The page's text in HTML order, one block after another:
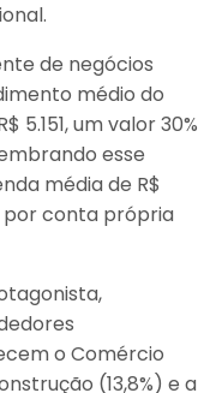
de negócios
médio do
5.151, um valor 30%
esse
média de R$
por conta própria
o Comércio
(13,8%) e a